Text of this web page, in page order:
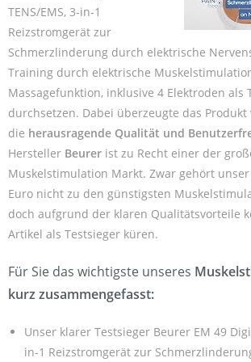
TENS/EMS, 3-in-1
Reizstromgerät zur
Schmerzlinderung durch elektrische
Training durch elektrische
Massagefunktion, inklusive 4 Elektroden als
durchsetzen. Dabei überzeugte das
die herausragende Qualität und
Hersteller Beurer ist zu Recht einer der
Muskelstimulation Markt. Zwar gehört
Euro nicht zu den günstigsten
doch aufgrund der klaren Qualitätsvorteile
Artikel als Testsieger küren.
Für Sie das wichtigste unseres
kurz zusammengefasst:
Unser klarer Testsieger Beurer EM 49
in-1 Reizstromgerät zur